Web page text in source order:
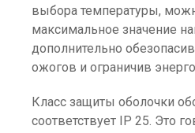
выбора температуры,
максимальное значение
дополнительно
ожогов и ограничив
Класс защиты оболочки
соответствует IP 25. Это